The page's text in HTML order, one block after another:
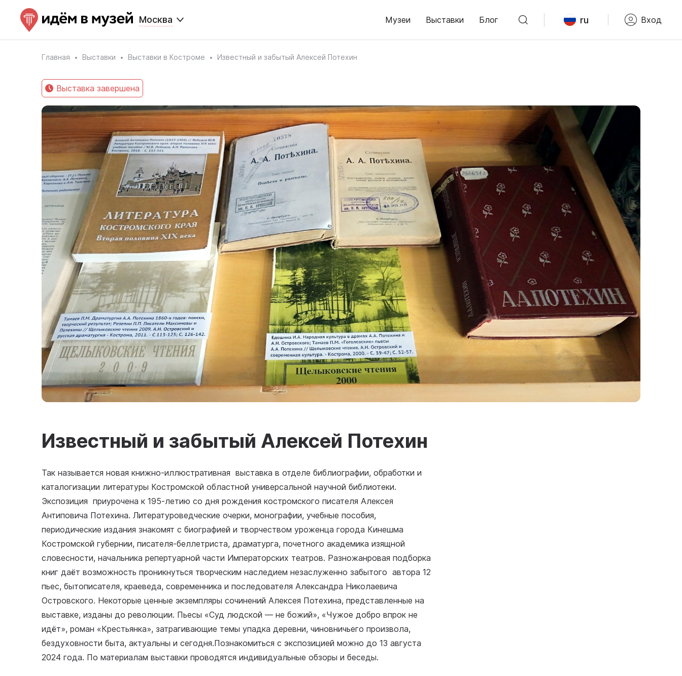
Москва Музеи Выставки Блог ru Вход
Главная Выставки Выставки в Костроме Известный и забытый Алексей Потехин
Выставка завершена
Известный и забытый Алексей Потехин
Так называется новая книжно-иллюстративная выставка в отделе библиографии, обработки и
каталогизации литературы Костромской областной универсальной научной библиотеки.
Экспозиция приурочена к 195-летию со дня рождения костромского писателя Алексея
Антиповича Потехина. Литературоведческие очерки, монографии, учебные пособия,
периодические издания знакомят с биографией и творчеством уроженца города Кинешма
Костромской губернии, писателя-беллетриста, драматурга, почетного академика изящной
словесности, начальника репертуарной части Императорских театров. Разножанровая подборка
книг даёт возможность проникнуться творческим наследием незаслуженно забытого автора 12
пьес, бытописателя, краеведа, современника и последователя Александра Николаевича
Островского. Некоторые ценные экземпляры сочинений Алексея Потехина, представленные на
выставке, изданы до революции. Пьесы «Суд людской — не божий», «Чужое добро впрок не
идёт», роман «Крестьянка», затрагивающие темы упадка деревни, чиновничьего произвола,
бездуховности быта, актуальны и сегодня.Познакомиться с экспозицией можно до 13 августа
2024 года. По материалам выставки проводятся индивидуальные обзоры и беседы.